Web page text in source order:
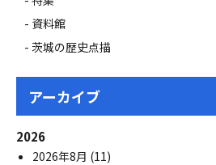
資料館
茨城の歴史点描
アーカイブ
2026
2026年8月 (11)